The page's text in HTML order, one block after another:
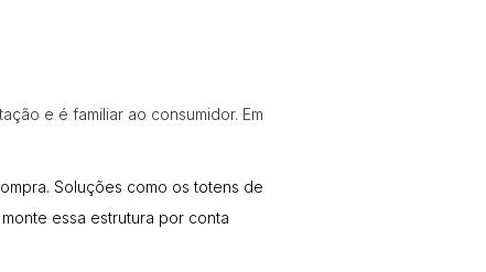
e é familiar ao consumidor. Em
Soluções como os totens de
essa estrutura por conta